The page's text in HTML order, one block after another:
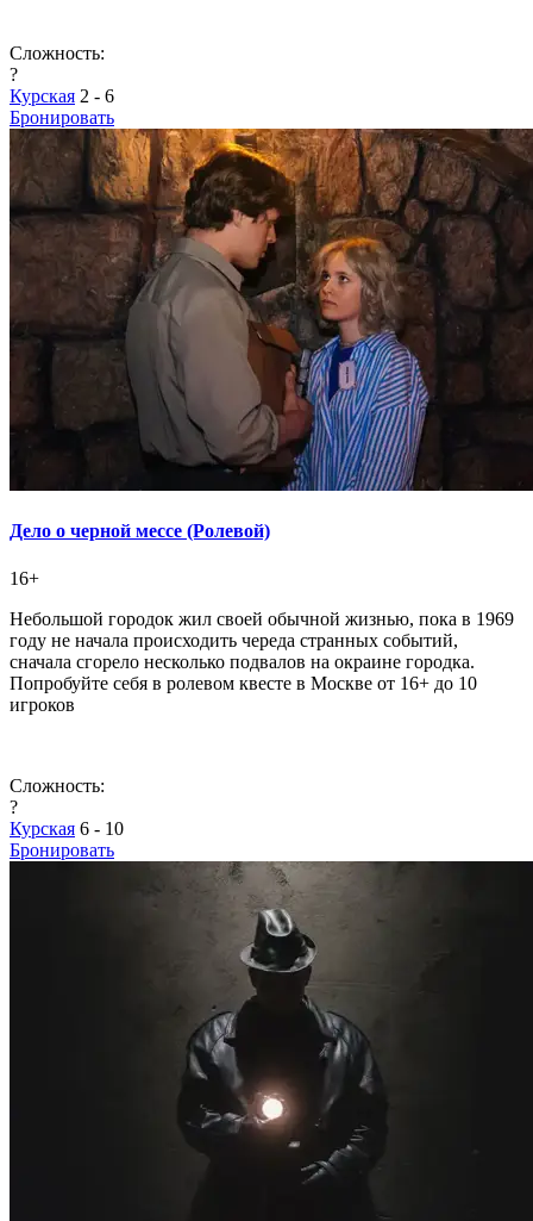
Сложность:
?
Курская 2 - 6
Бронировать
Дело о черной мессе (Ролевой)
16+
Небольшой городок жил своей обычной жизнью, пока в 1969
году не начала происходить череда странных событий,
сначала сгорело несколько подвалов на окраине городка.
Попробуйте себя в ролевом квесте в Москве от 16+ до 10
игроков
Сложность:
?
Курская 6 - 10
Бронировать